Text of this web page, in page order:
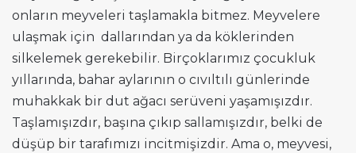
onların meyveleri taşlamakla bitmez. Meyvelere
ulaşmak için dallarından ya da köklerinden
silkelemek gerekebilir. Birçoklarımız çocukluk
yıllarında, bahar aylarının o cıvıltılı günlerinde
muhakkak bir dut ağacı serüveni yaşamışızdır.
Taşlamışızdır, başına çıkıp sallamışızdır, belki de
düşüp bir tarafımızı incitmişizdir. Ama o, meyvesi,